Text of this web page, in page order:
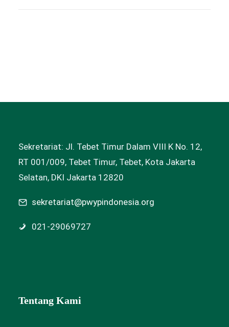
Sekretariat: Jl. Tebet Timur Dalam VIII K No. 12,
RT 001/009, Tebet Timur, Tebet, Kota Jakarta
Selatan, DKI Jakarta 12820
sekretariat@pwypindonesia.org
021-29069727
Tentang Kami